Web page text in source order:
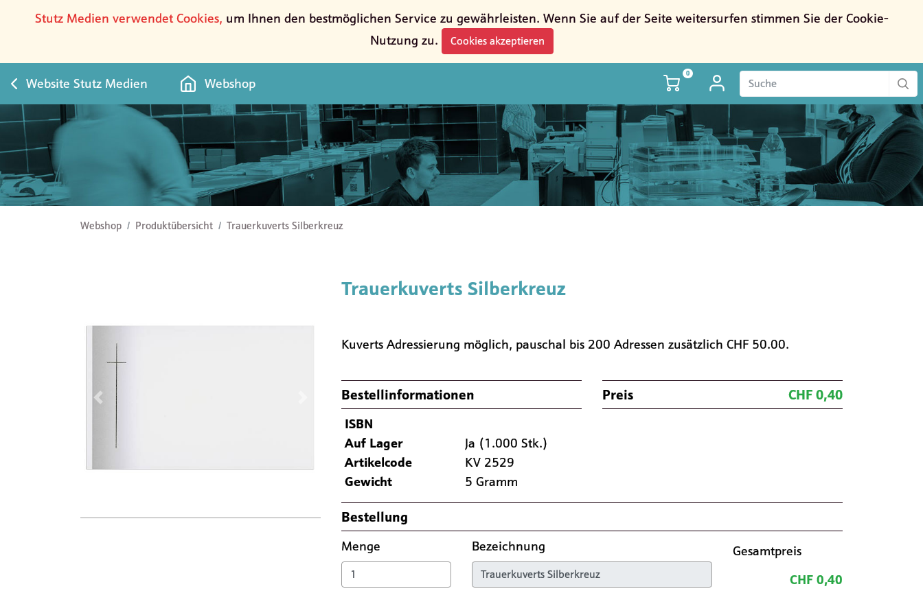
Stutz Medien verwendet Cookies, um Ihnen den bestmöglichen Service zu gewährleisten. Wenn Sie auf der Seite weitersurfen stimmen Sie der Cookie-
Nutzung zu.
Cookies akzeptieren
Website Stutz Medien Webshop
0
Webshop Produktübersicht Trauerkuverts Silberkreuz
Trauerkuverts Silberkreuz
Vorherige Nächste
Trauerkuverts Silberkreuz
Kuverts Adressierung möglich, pauschal bis 200 Adressen zusätzlich CHF 50.00.
Bestellinformationen
ISBN
Auf Lager
Ja (1.000 Stk.)
Artikelcode
KV 2529
Gewicht
5 Gramm
Preis CHF 0,40
Bestellung
Menge Bezeichnung
Gesamtpreis
CHF 0,40